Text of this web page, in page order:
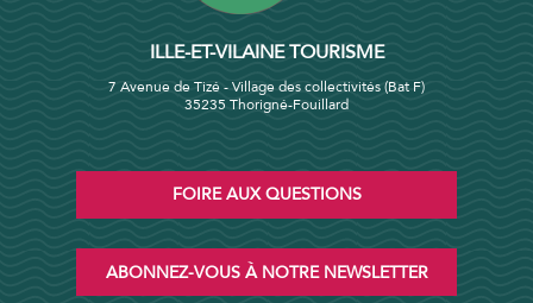
ILLE-ET-VILAINE TOURISME
7 Avenue de Tizé - Village des collectivités (Bat F)
35235 Thorigné-Fouillard
FOIRE AUX QUESTIONS
ABONNEZ-VOUS À NOTRE NEWSLETTER